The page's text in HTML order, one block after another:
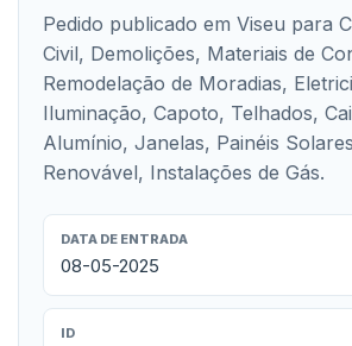
Pedido publicado em Viseu para
Civil, Demolições, Materiais de
Remodelação de Moradias,
Iluminação, Capoto, Telhados,
Alumínio, Janelas, Painéis
Renovável, Instalações de Gás.
DATA DE ENTRADA
08-05-2025
ID